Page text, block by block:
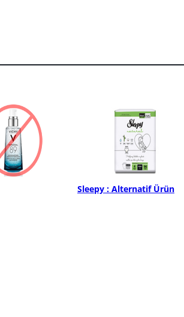
Sleepy : Alternatif Ürün